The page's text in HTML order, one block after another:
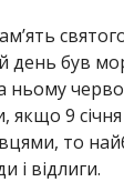
день був
9 січня
то
і відлиги.